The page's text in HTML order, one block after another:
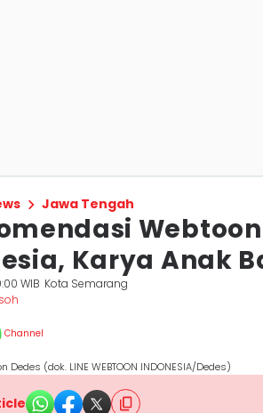
Jawa Tengah
Karya Anak
WIB Kota Semarang
Channel
Dedes (dok. LINE WEBTOON INDONESIA/Dedes)